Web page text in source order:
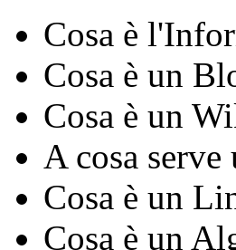
Cosa è
Cosa è un
Cosa è un
A cosa
Cosa è un
Cosa è un